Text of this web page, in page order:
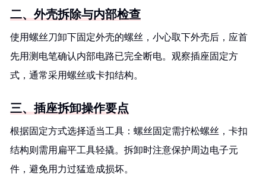
二、外壳拆除与内部检查
使用螺丝刀卸下固定外壳的螺丝，小心取下外壳后，应首
先用测电笔确认内部电路已完全断电。观察插座固定方
式，通常采用螺丝或卡扣结构。
三、插座拆卸操作要点
根据固定方式选择适当工具：螺丝固定需拧松螺丝，卡扣
结构则需用扁平工具轻撬。拆卸时注意保护周边电子元
件，避免用力过猛造成损坏。